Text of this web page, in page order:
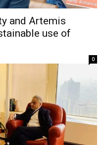
and Artemis
use of
0